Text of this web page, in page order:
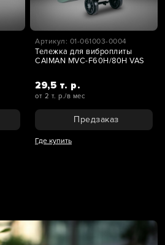
Артикул: 01-061003-0004
Тележка для виброплиты
CAIMAN MVC-F60H/80H VAS
29,5 т. р.
от 2 т. р./в мес
Предзаказ
Где купить